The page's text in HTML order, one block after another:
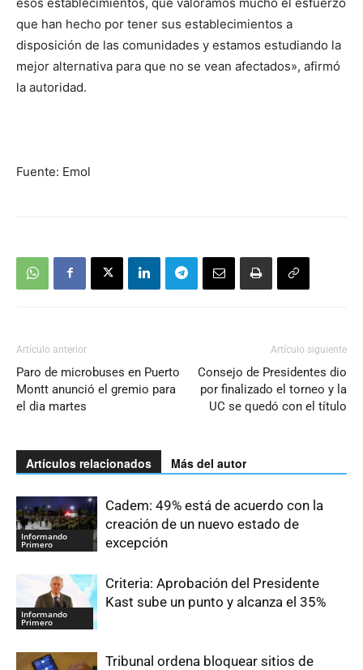
que han hecho por tener sus establecimientos a
disposición de las comunidades y estamos estudiando la
mejor alternativa para que no se vean afectados», afirmó
la autoridad.
Fuente: Emol
Artículo anterior
Paro de microbuses en Puerto
Montt anunció el gremio para
el dia martes
Artículo siguiente
Consejo de Presidentes dio
por finalizado el torneo y la
UC se quedó con el título
Artículos relacionados Más del autor
Informando
Primero
Cadem: 49% está de acuerdo con la
creación de un nuevo estado de
excepción
Informando
Primero
Criteria: Aprobación del Presidente
Kast sube un punto y alcanza el 35%
Tribunal ordena bloquear sitios de